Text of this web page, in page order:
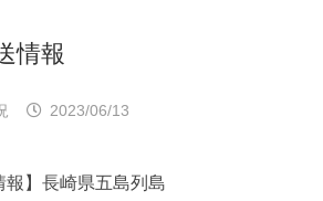
情報
2023/06/13
報】長崎県五島列島